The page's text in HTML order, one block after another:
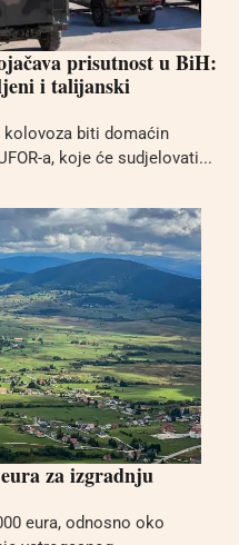
prisutnost u BiH:
i talijanski
biti domaćin
a, koje će sudjelovati...
za izgradnju
eura, odnosno oko